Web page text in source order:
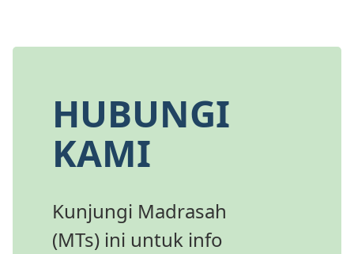
HUBUNGI
KAMI
Kunjungi Madrasah
(MTs) ini untuk info